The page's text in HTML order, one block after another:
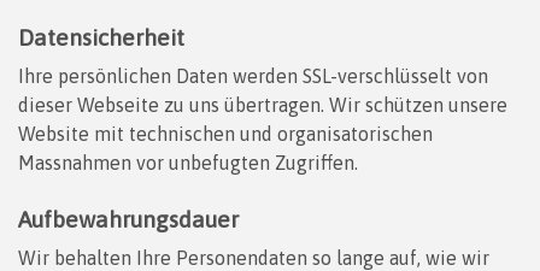
Datensicherheit
Ihre persönlichen Daten werden SSL-verschlüsselt von
dieser Webseite zu uns übertragen. Wir schützen unsere
Website mit technischen und organisatorischen
Massnahmen vor unbefugten Zugriffen.
Aufbewahrungsdauer
Wir behalten Ihre Personendaten so lange auf, wie wir